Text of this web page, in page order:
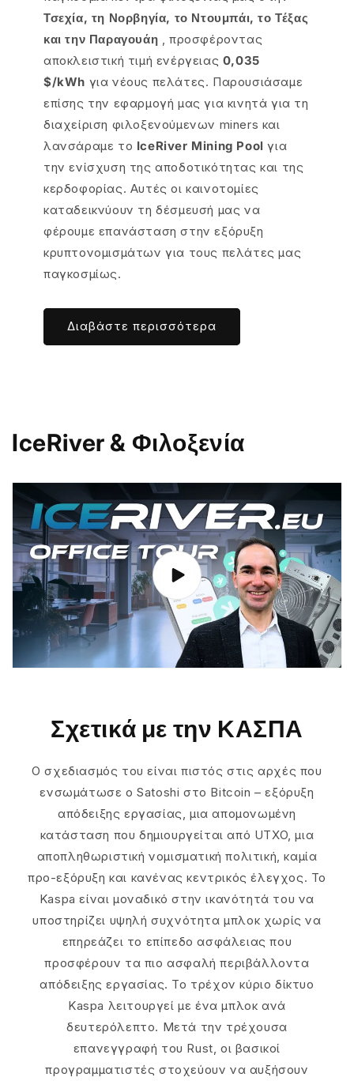
Τσεχία, τη Νορβηγία, το Ντουμπάι, το Τέξας
και την Παραγουάη , προσφέροντας
αποκλειστική τιμή ενέργειας 0,035
$/kWh για νέους πελάτες. Παρουσιάσαμε
επίσης την εφαρμογή μας για κινητά για τη
διαχείριση φιλοξενούμενων miners και
λανσάραμε το IceRiver Mining Pool για
την ενίσχυση της αποδοτικότητας και της
κερδοφορίας. Αυτές οι καινοτομίες
καταδεικνύουν τη δέσμευσή μας να
φέρουμε επανάσταση στην εξόρυξη
κρυπτονομισμάτων για τους πελάτες μας
παγκοσμίως.
Διαβάστε περισσότερα
IceRiver & Φιλοξενία
Σχετικά με την ΚΑΣΠΑ
Ο σχεδιασμός του είναι πιστός στις αρχές που
ενσωμάτωσε ο Satoshi στο Bitcoin – εξόρυξη
απόδειξης εργασίας, μια απομονωμένη
κατάσταση που δημιουργείται από UTXO, μια
αποπληθωριστική νομισματική πολιτική, καμία
προ-εξόρυξη και κανένας κεντρικός έλεγχος. Το
Kaspa είναι μοναδικό στην ικανότητά του να
υποστηρίζει υψηλή συχνότητα μπλοκ χωρίς να
επηρεάζει το επίπεδο ασφάλειας που
προσφέρουν τα πιο ασφαλή περιβάλλοντα
απόδειξης εργασίας. Το τρέχον κύριο δίκτυο
Kaspa λειτουργεί με ένα μπλοκ ανά
δευτερόλεπτο. Μετά την τρέχουσα
επανεγγραφή του Rust, οι βασικοί
προγραμματιστές στοχεύουν να αυξήσουν